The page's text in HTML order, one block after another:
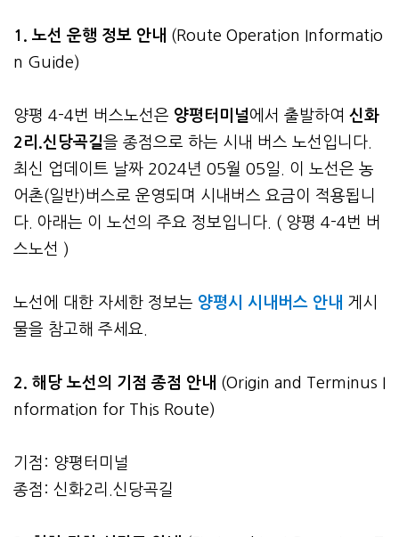
1. 노선 운행 정보 안내 (Route Operation Informatio
n Guide)
양평 4-4번 버스노선은 양평터미널에서 출발하여 신화
2리.신당곡길을 종점으로 하는 시내 버스 노선입니다.
최신 업데이트 날짜 2024년 05월 05일. 이 노선은 농
어촌(일반)버스로 운영되며 시내버스 요금이 적용됩니
다. 아래는 이 노선의 주요 정보입니다. ( 양평 4-4번 버
스노선 )
노선에 대한 자세한 정보는 양평시 시내버스 안내 게시
물을 참고해 주세요.
2. 해당 노선의 기점 종점 안내 (Origin and Terminus I
nformation for This Route)
기점: 양평터미널
종점: 신화2리.신당곡길